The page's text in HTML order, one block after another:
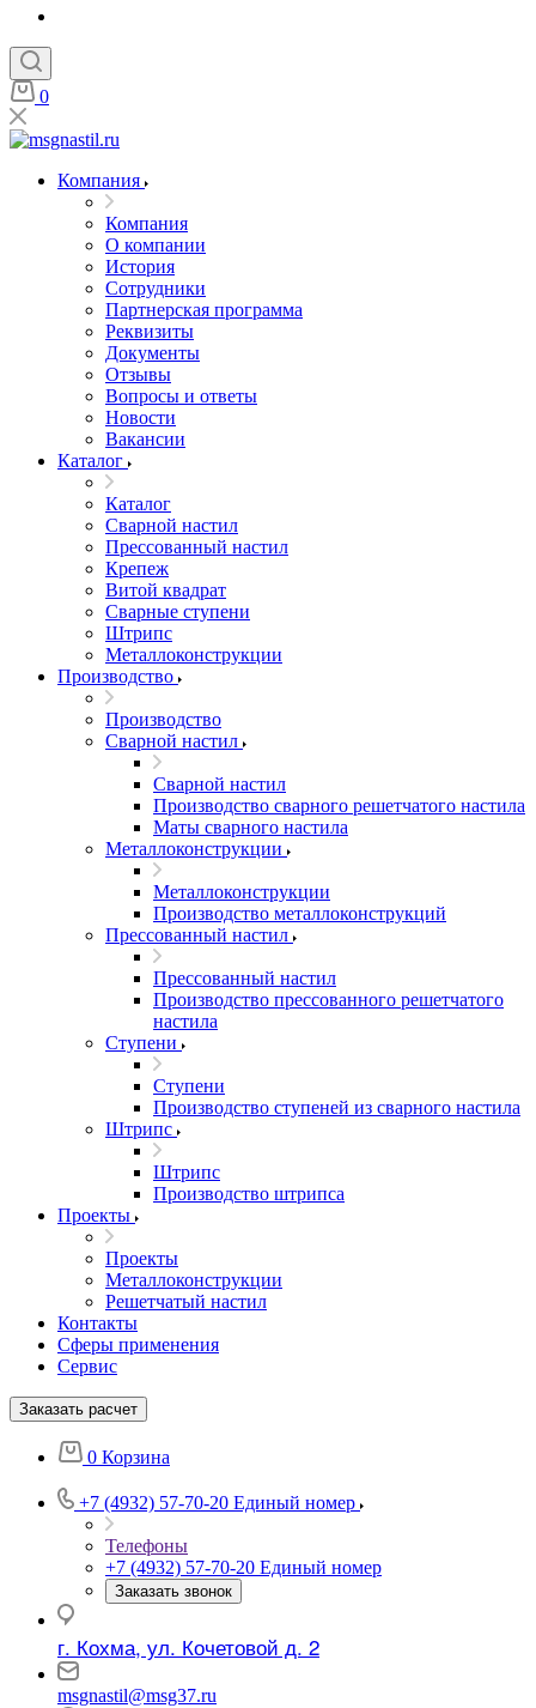
0
Компания
Компания
О компании
История
Сотрудники
Партнерская программа
Реквизиты
Документы
Отзывы
Вопросы и ответы
Новости
Вакансии
Каталог
Каталог
Сварной настил
Прессованный настил
Крепеж
Витой квадрат
Сварные ступени
Штрипс
Металлоконструкции
Производство
Производство
Сварной настил
Сварной настил
Производство сварного решетчатого настила
Маты сварного настила
Металлоконструкции
Металлоконструкции
Производство металлоконструкций
Прессованный настил
Прессованный настил
Производство прессованного решетчатого
настила
Ступени
Ступени
Производство ступеней из сварного настила
Штрипс
Штрипс
Производство штрипса
Проекты
Проекты
Металлоконструкции
Решетчатый настил
Контакты
Сферы применения
Сервис
Заказать расчет
0 Корзина
+7 (4932) 57-70-20 Единый номер
Телефоны
+7 (4932) 57-70-20 Единый номер
Заказать звонок
г. Кохма, ул. Кочетовой д. 2
msgnastil@msg37.ru